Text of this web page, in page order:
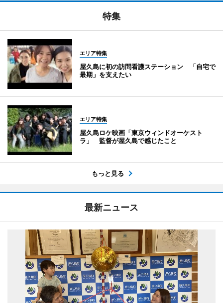
特集
エリア特集
屋久島に初の訪問看護ステーション 「自宅で
最期」を支えたい
エリア特集
屋久島ロケ映画「東京ウィンドオーケスト
ラ」 監督が屋久島で感じたこと
もっと見る
最新ニュース